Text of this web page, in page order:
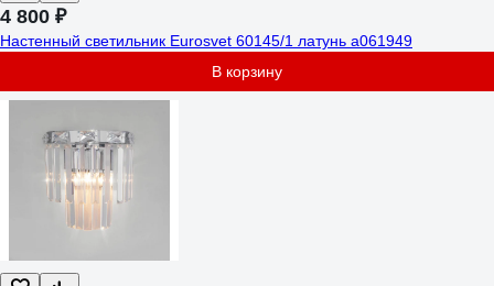
4 800 ₽
Настенный светильник Eurosvet 60145/1 латунь a061949
В корзину